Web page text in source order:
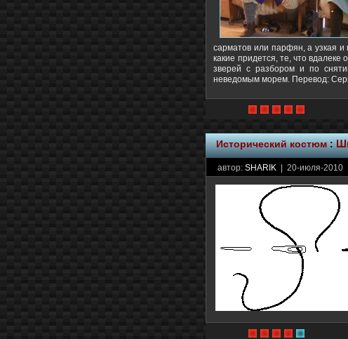
сарматов или парфян, а узкая
какие придется, те, что
зверей с разбором и по
неведомым морем. Перевод:
Исторический костюм:
автор:SHARIK | 20-июля-2010